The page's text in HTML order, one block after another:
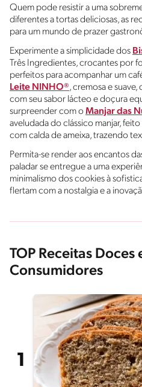
Quem pode resistir a uma
diferentes a tortas deliciosas, as
para um mundo de prazer
Experimente a simplicidade dos
Três Ingredientes, crocantes por
perfeitos para acompanhar um
Leite NINHO®, cremosa e
com seu sabor lácteo e doçura
surpreender com oManjar das
aveludada do clássico manjar,
com calda de ameixa, trazendo
Permita-se render aos encantos
paladar se entregue a uma
minimalismo dos cookies à
flertam com a nostalgia e a
TOP Receitas
Consumidores